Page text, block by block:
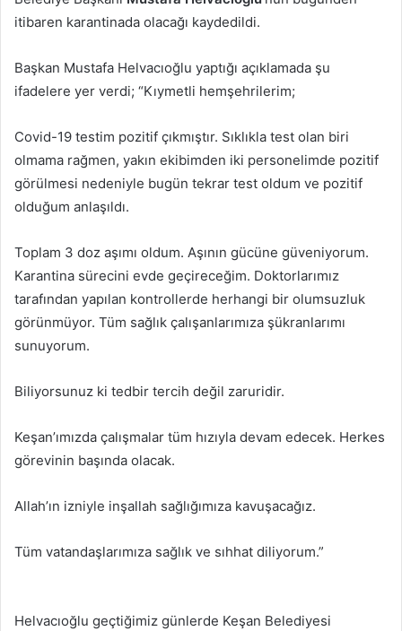
itibaren karantinada olacağı kaydedildi.
Başkan Mustafa Helvacıoğlu yaptığı açıklamada şu
ifadelere yer verdi; “Kıymetli hemşehrilerim;
Covid-19 testim pozitif çıkmıştır. Sıklıkla test olan biri
olmama rağmen, yakın ekibimden iki personelimde pozitif
görülmesi nedeniyle bugün tekrar test oldum ve pozitif
olduğum anlaşıldı.
Toplam 3 doz aşımı oldum. Aşının gücüne güveniyorum.
Karantina sürecini evde geçireceğim. Doktorlarımız
tarafından yapılan kontrollerde herhangi bir olumsuzluk
görünmüyor. Tüm sağlık çalışanlarımıza şükranlarımı
sunuyorum.
Biliyorsunuz ki tedbir tercih değil zaruridir.
Keşan’ımızda çalışmalar tüm hızıyla devam edecek. Herkes
görevinin başında olacak.
Allah’ın izniyle inşallah sağlığımıza kavuşacağız.
Tüm vatandaşlarımıza sağlık ve sıhhat diliyorum.”
Helvacıoğlu geçtiğimiz günlerde Keşan Belediyesi